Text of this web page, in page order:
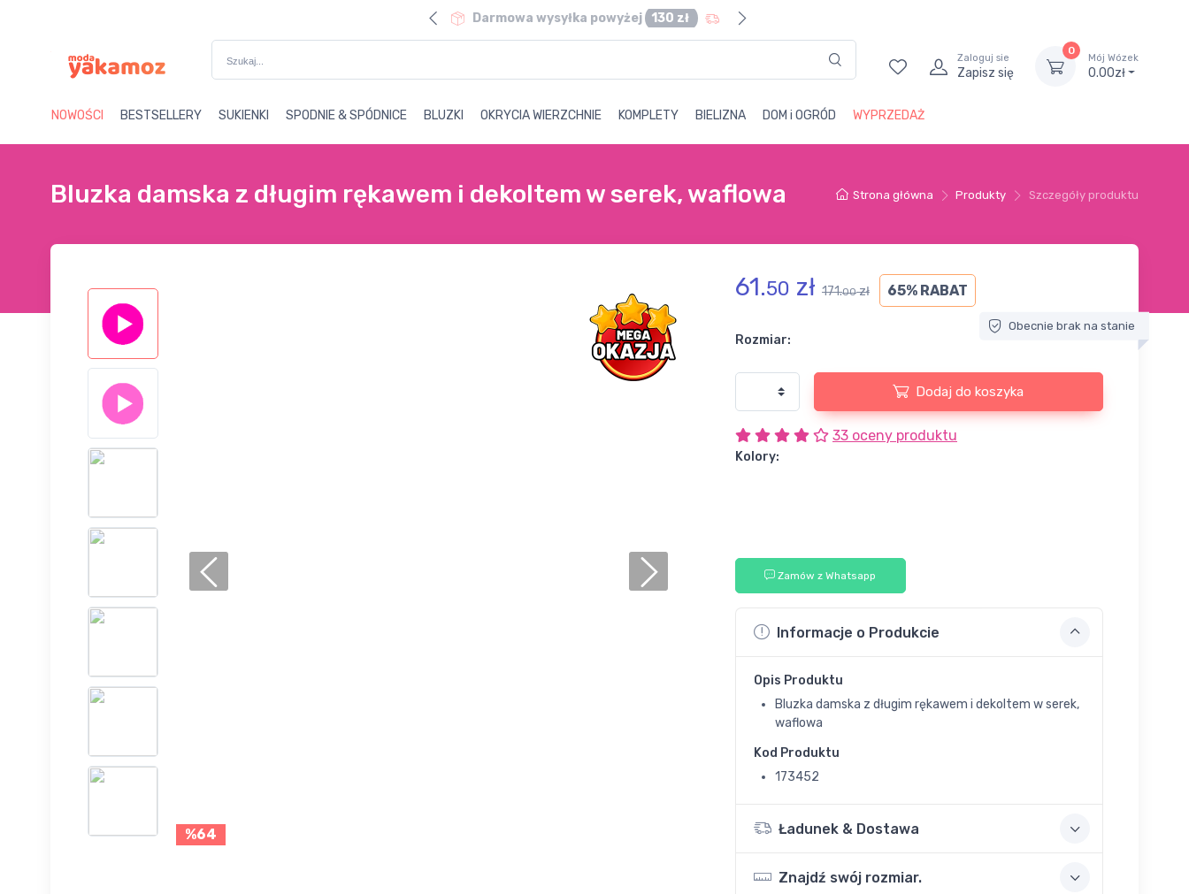
Darmowa wysyłka powyżej 130 zł
Zaloguj sie
Zapisz się
0
Mój Wózek
0.00zł
NOWOŚCI BESTSELLERY SUKIENKI SPODNIE & SPÓDNICE BLUZKI OKRYCIA WIERZCHNIE KOMPLETY BIELIZNA DOM i OGRÓD WYPRZEDAŻ
Strona główna Produkty Szczegóły produktu
Bluzka damska z długim rękawem i dekoltem w serek, waflowa
%64
61.50 zł 171.00zł 65% RABAT
Obecnie brak na stanie
Rozmiar:
Dodaj do koszyka
33 oceny produktu
Kolory:
Zamów z Whatsapp
Informacje o Produkcie
Opis Produktu
Bluzka damska z długim rękawem i dekoltem w serek,
waflowa
Kod Produktu
173452
Ładunek & Dostawa
Znajdź swój rozmiar.